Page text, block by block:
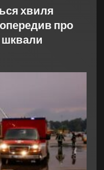
хвиля
про
шквали